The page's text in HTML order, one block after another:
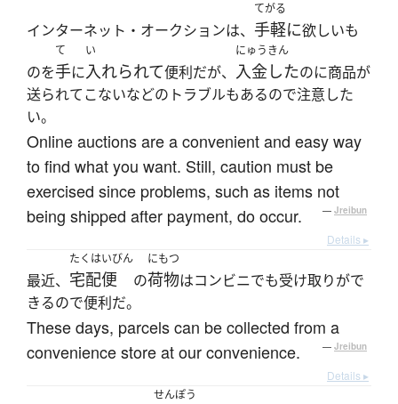
インターネット・オークションは、
てがる
手軽に欲しいも
のを
て
手に
い
入れられて便利だが、
にゅうきん
入金したのに商品が
送られてこないなどのトラブルもあるので注意した
い。
Online auctions are a convenient and easy way
to find what you want. Still, caution must be
exercised since problems, such as items not
being shipped after payment, do occur.
— Jreibun
Details ▸
最近、
たくはいびん
宅配便 の
にもつ
荷物はコンビニでも受け取りがで
きるので便利だ。
These days, parcels can be collected from a
convenience store at our convenience.
— Jreibun
Details ▸
せんぽう